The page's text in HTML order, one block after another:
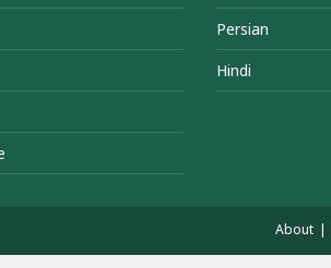
Persian
Hindi
About